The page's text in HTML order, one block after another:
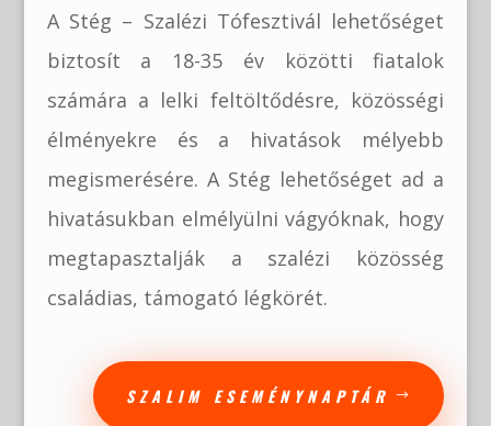
A Stég – Szalézi Tófesztivál lehetőséget
biztosít a 18-35 év közötti fiatalok
számára a lelki feltöltődésre, közösségi
élményekre és a hivatások mélyebb
megismerésére. A Stég lehetőséget ad a
hivatásukban elmélyülni vágyóknak, hogy
megtapasztalják a szalézi közösség
családias, támogató légkörét.
SZALIM ESEMÉNYNAPTÁR